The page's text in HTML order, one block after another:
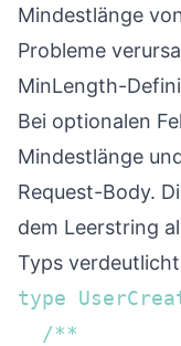
Mindestlänge
Probleme
MinLength-
Bei optionalen
Mindestlänge
Request-Body.
dem Leerstring
Typs
type
  /**